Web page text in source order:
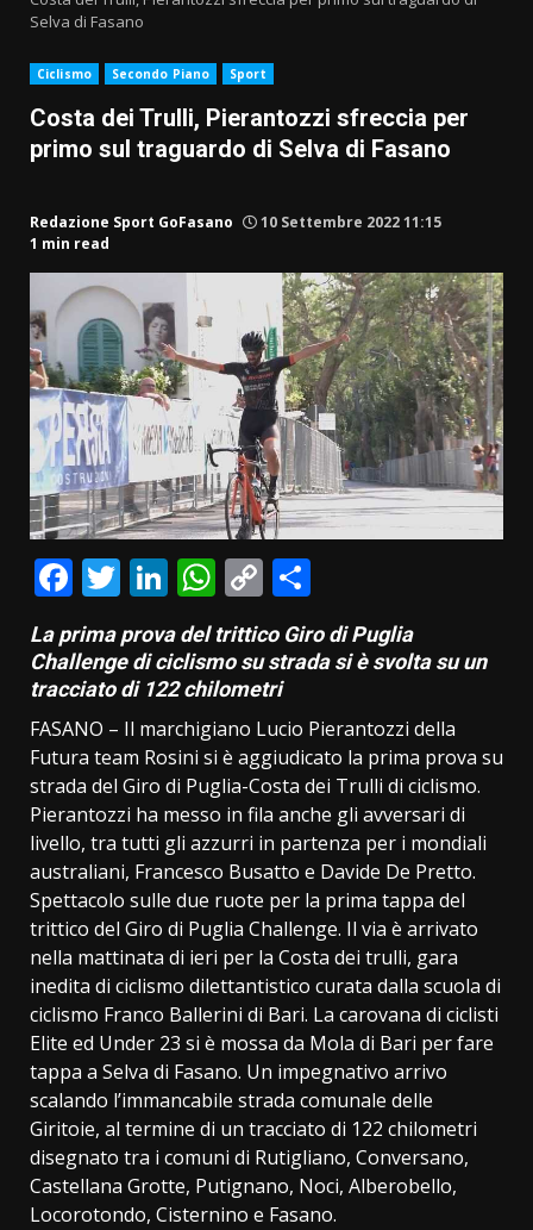
Selva di Fasano
Ciclismo Secondo Piano Sport
Costa dei Trulli, Pierantozzi sfreccia per
primo sul traguardo di Selva di Fasano
Redazione Sport GoFasano
10 Settembre 2022 11:15
1 min read
Facebook
Twitter
LinkedIn
WhatsApp
Copy
Link
La prima prova del trittico Giro di Puglia
Challenge di ciclismo su strada si è svolta su un
tracciato di 122 chilometri
FASANO ­– Il marchigiano Lucio Pierantozzi della
Futura team Rosini si è aggiudicato la prima prova su
strada del Giro di Puglia-Costa dei Trulli di ciclismo.
Pierantozzi ha messo in fila anche gli avversari di
livello, tra tutti gli azzurri in partenza per i mondiali
australiani, Francesco Busatto e Davide De Pretto.
Spettacolo sulle due ruote per la prima tappa del
trittico del Giro di Puglia Challenge. Il via è arrivato
nella mattinata di ieri per la Costa dei trulli, gara
inedita di ciclismo dilettantistico curata dalla scuola di
ciclismo Franco Ballerini di Bari. La carovana di ciclisti
Elite ed Under 23 si è mossa da Mola di Bari per fare
tappa a Selva di Fasano. Un impegnativo arrivo
scalando l’immancabile strada comunale delle
Giritoie, al termine di un tracciato di 122 chilometri
disegnato tra i comuni di Rutigliano, Conversano,
Castellana Grotte, Putignano, Noci, Alberobello,
Locorotondo, Cisternino e Fasano.